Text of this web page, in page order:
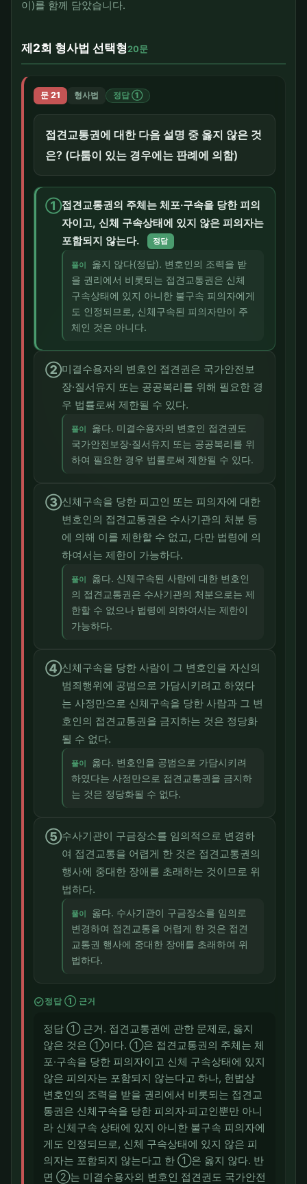
이)를 함께 담았습니다.
제2회 형사법 선택형20문
문 21 형사법 정답 ①
접견교통권에 대한 다음 설명 중 옳지 않은 것
은? (다툼이 있는 경우에는 판례에 의함)
①접견교통권의 주체는 체포·구속을 당한 피의
자이고, 신체 구속상태에 있지 않은 피의자는
포함되지 않는다.
정답
풀이
옳지 않다(정답). 변호인의 조력을 받
을 권리에서 비롯되는 접견교통권은 신체
구속상태에 있지 아니한 불구속 피의자에게
도 인정되므로, 신체구속된 피의자만이 주
체인 것은 아니다.
②미결수용자의 변호인 접견권은 국가안전보
장·질서유지 또는 공공복리를 위해 필요한 경
우 법률로써 제한될 수 있다.
풀이
옳다. 미결수용자의 변호인 접견권도
국가안전보장·질서유지 또는 공공복리를 위
하여 필요한 경우 법률로써 제한될 수 있다.
③신체구속을 당한 피고인 또는 피의자에 대한
변호인의 접견교통권은 수사기관의 처분 등
에 의해 이를 제한할 수 없고, 다만 법령에 의
하여서는 제한이 가능하다.
풀이
옳다. 신체구속된 사람에 대한 변호인
의 접견교통권은 수사기관의 처분으로는 제
한할 수 없으나 법령에 의하여서는 제한이
가능하다.
④신체구속을 당한 사람이 그 변호인을 자신의
범죄행위에 공범으로 가담시키려고 하였다
는 사정만으로 신체구속을 당한 사람과 그 변
호인의 접견교통권을 금지하는 것은 정당화
될 수 없다.
풀이
옳다. 변호인을 공범으로 가담시키려
하였다는 사정만으로 접견교통권을 금지하
는 것은 정당화될 수 없다.
⑤수사기관이 구금장소를 임의적으로 변경하
여 접견교통을 어렵게 한 것은 접견교통권의
행사에 중대한 장애를 초래하는 것이므로 위
법하다.
풀이
옳다. 수사기관이 구금장소를 임의로
변경하여 접견교통을 어렵게 한 것은 접견
교통권 행사에 중대한 장애를 초래하여 위
법하다.
check_circle정답 ① 근거
정답 ① 근거. 접견교통권에 관한 문제로, 옳지
않은 것은 ①이다. ①은 접견교통권의 주체는 체
포·구속을 당한 피의자이고 신체 구속상태에 있지
않은 피의자는 포함되지 않는다고 하나, 헌법상
변호인의 조력을 받을 권리에서 비롯되는 접견교
통권은 신체구속을 당한 피의자·피고인뿐만 아니
라 신체구속 상태에 있지 아니한 불구속 피의자에
게도 인정되므로, 신체 구속상태에 있지 않은 피
의자는 포함되지 않는다고 한 ①은 옳지 않다. 반
면 ②는 미결수용자의 변호인 접견권도 국가안전